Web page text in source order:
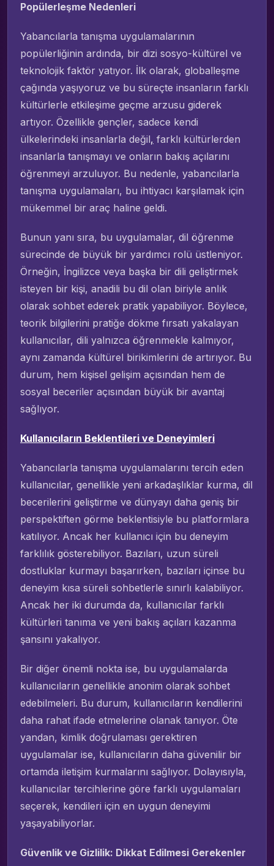
Popülerleşme Nedenleri
Yabancılarla tanışma uygulamalarının
popülerliğinin ardında, bir dizi sosyo-kültürel ve
teknolojik faktör yatıyor. İlk olarak, globalleşme
çağında yaşıyoruz ve bu süreçte insanların farklı
kültürlerle etkileşime geçme arzusu giderek
artıyor. Özellikle gençler, sadece kendi
ülkelerindeki insanlarla değil, farklı kültürlerden
insanlarla tanışmayı ve onların bakış açılarını
öğrenmeyi arzuluyor. Bu nedenle, yabancılarla
tanışma uygulamaları, bu ihtiyacı karşılamak için
mükemmel bir araç haline geldi.
Bunun yanı sıra, bu uygulamalar, dil öğrenme
sürecinde de büyük bir yardımcı rolü üstleniyor.
Örneğin, İngilizce veya başka bir dili geliştirmek
isteyen bir kişi, anadili bu dil olan biriyle anlık
olarak sohbet ederek pratik yapabiliyor. Böylece,
teorik bilgilerini pratiğe dökme fırsatı yakalayan
kullanıcılar, dili yalnızca öğrenmekle kalmıyor,
aynı zamanda kültürel birikimlerini de artırıyor. Bu
durum, hem kişisel gelişim açısından hem de
sosyal beceriler açısından büyük bir avantaj
sağlıyor.
Kullanıcıların Beklentileri ve Deneyimleri
Yabancılarla tanışma uygulamalarını tercih eden
kullanıcılar, genellikle yeni arkadaşlıklar kurma, dil
becerilerini geliştirme ve dünyayı daha geniş bir
perspektiften görme beklentisiyle bu platformlara
katılıyor. Ancak her kullanıcı için bu deneyim
farklılık gösterebiliyor. Bazıları, uzun süreli
dostluklar kurmayı başarırken, bazıları içinse bu
deneyim kısa süreli sohbetlerle sınırlı kalabiliyor.
Ancak her iki durumda da, kullanıcılar farklı
kültürleri tanıma ve yeni bakış açıları kazanma
şansını yakalıyor.
Bir diğer önemli nokta ise, bu uygulamalarda
kullanıcıların genellikle anonim olarak sohbet
edebilmeleri. Bu durum, kullanıcıların kendilerini
daha rahat ifade etmelerine olanak tanıyor. Öte
yandan, kimlik doğrulaması gerektiren
uygulamalar ise, kullanıcıların daha güvenilir bir
ortamda iletişim kurmalarını sağlıyor. Dolayısıyla,
kullanıcılar tercihlerine göre farklı uygulamaları
seçerek, kendileri için en uygun deneyimi
yaşayabiliyorlar.
Güvenlik ve Gizlilik: Dikkat Edilmesi Gerekenler